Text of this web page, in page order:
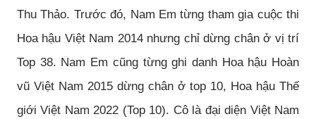
Thu Thảo. Trước đó, Nam Em từng tham gia cuộc thi
Hoa hậu Việt Nam 2014 nhưng chỉ dừng chân ở vị trí
Top 38. Nam Em cũng từng ghi danh Hoa hậu Hoàn
vũ Việt Nam 2015 dừng chân ở top 10, Hoa hậu Thế
giới Việt Nam 2022 (Top 10). Cô là đại diện Việt Nam